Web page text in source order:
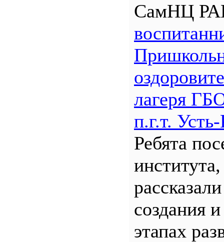
СамНЦ
лагеря
п.г.т.
Ребята
создания
этапах